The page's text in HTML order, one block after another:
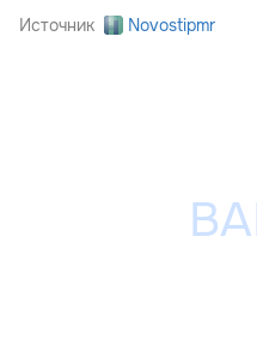
Источник Novostipmr